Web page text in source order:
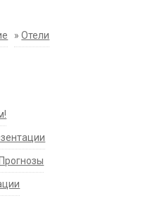
»Отели
Прогнозы